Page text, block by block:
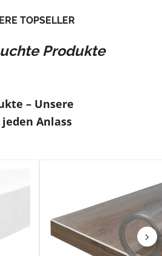
TOPSELLER
Produkte
– Unsere
Anlass